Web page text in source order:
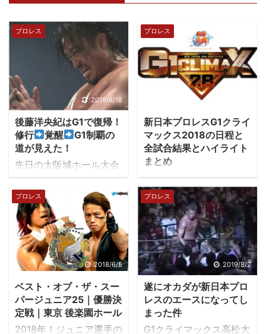
プロレス
2019/6/18
後藤洋央紀はG1で復帰！
修行
覚醒
G1制覇の
道が見えた！
先日の大阪城ホール大会
でのインパクトが強すぎ
て、元々薄まりつつあっ
た存在感が風前の灯にな
っている我らが殿こと後
藤洋央紀。 「探さないで
ください」＃打倒ジェイ
ホワイト と呟いてから姿
ブ・ザ・スーパージュニ
ア26の優勝決定戦の両国
国技館、ドミニオン大阪
プロレス
新日本プロレスG1クライ
マックス2018の日程と
全試合結果とハイライト
まとめ
新日本プロレス真夏の最
強決定戦『G1
CLIMAX28』（以下G1ク
ライマックス）が2018年
7月14日から始まりま
す。このブログはG1クラ
イマックスの結果とハイ
ライト動画をサクッと紹
介しています。 気になる
出場選手と日程と対戦カ
ード、星取表をご紹介し
プロレス
2018/6/5
ベスト・オブ・ザ・スー
パージュニア25｜優勝決
定戦｜東京 後楽園ホール
2018年！ジュニア選手の
プロレス
2019/8/2
遂にオカダが新日本プロ
レスのエースになってし
まった件
G1クライマックス高松大